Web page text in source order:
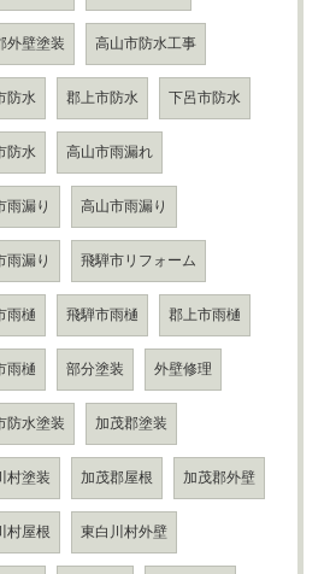
外壁塗装 高山市防水工事
防水 郡上市防水 下呂市防水
防水 高山市雨漏れ
雨漏り 高山市雨漏り
雨漏り 飛騨市リフォーム
雨樋 飛騨市雨樋 郡上市雨樋
雨樋 部分塗装 外壁修理
防水塗装 加茂郡塗装
村塗装 加茂郡屋根 加茂郡外壁
村屋根 東白川村外壁